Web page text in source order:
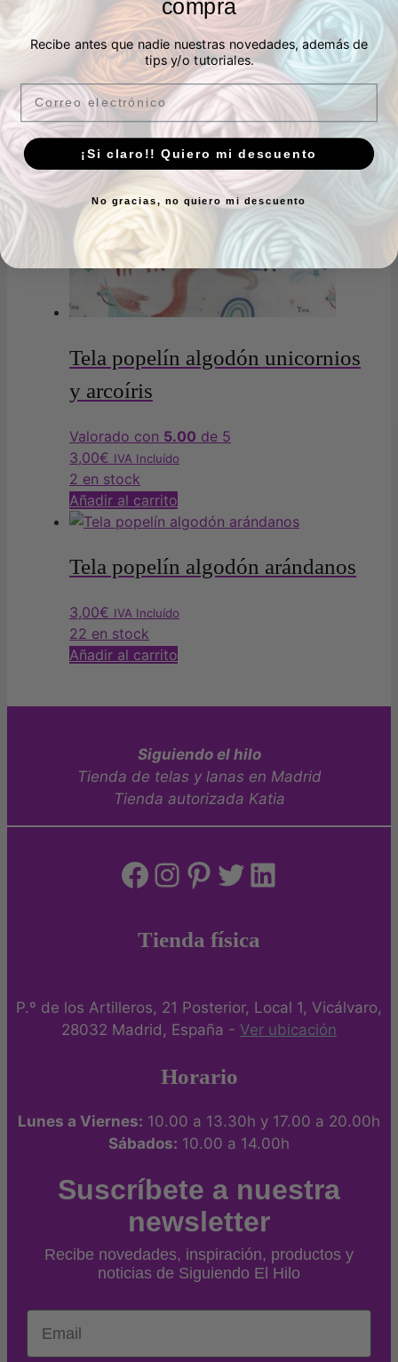
18 en stock
Añadir al carrito
Tela popelín algodón unicornios
y arcoíris
Valorado con 5.00 de 5
3,00€ IVA Incluído
2 en stock
Añadir al carrito
Tela popelín algodón arándanos
3,00€ IVA Incluído
22 en stock
Añadir al carrito
Siguiendo el hilo
Tienda de telas y lanas en Madrid
Tienda autorizada Katia
Facebook
Instagram
Pinterest
Twitter
LinkedIn
Tienda física
P.º de los Artilleros, 21 Posterior, Local 1, Vicálvaro,
28032 Madrid, España - Ver ubicación
Horario
Lunes a Viernes: 10.00 a 13.30h y 17.00 a 20.00h
Sábados: 10.00 a 14.00h
Suscríbete a nuestra
newsletter
Recibe novedades, inspiración, productos y
noticias de Siguiendo El Hilo
Email
compra
Recibe antes que nadie nuestras novedades, además de
tips y/o tutoriales.
Email
¡Si claro!! Quiero mi descuento
No gracias, no quiero mi descuento